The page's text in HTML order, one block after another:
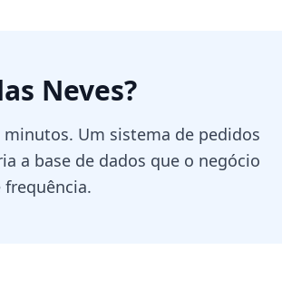
Neves?
Um sistema de pedidos
a base de dados que o negócio
frequência.